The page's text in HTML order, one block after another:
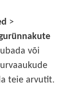
>
või
teie arvutit.